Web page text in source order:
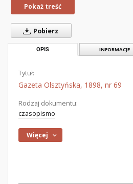
Pokaż treść
Pobierz
OPIS INFORMACJE
Tytuł:
Gazeta Olsztyńska, 1898, nr 69
Rodzaj dokumentu:
czasopismo
Więcej